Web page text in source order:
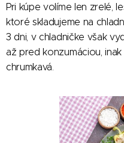
Pri kúpe volíme len zrelé,
ktoré skladujeme na
3 dni, v chladničke však
až pred konzumáciou,
chrumkavá.